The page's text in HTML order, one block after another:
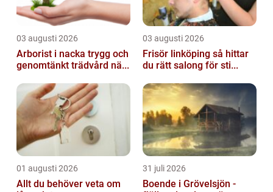
03 augusti 2026
Arborist i nacka trygg och
genomtänkt trädvård nä...
03 augusti 2026
Frisör linköping så hittar
du rätt salong för sti...
01 augusti 2026
Allt du behöver veta om
31 juli 2026
Boende i Grövelsjön -